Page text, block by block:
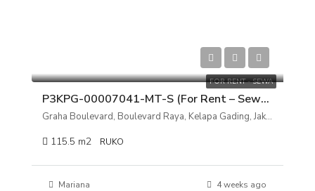
FOR RENT - SEWA
P3KPG-00007041-MT-S (For Rent – Sewa) Ruko Graha Boulevard, Boulevard Raya, Kelapa Gading, Jakarta Utara
Graha Boulevard, Boulevard Raya, Kelapa Gading, Jakarta Utara
115.5 m2 RUKO
Mariana 4 weeks ago